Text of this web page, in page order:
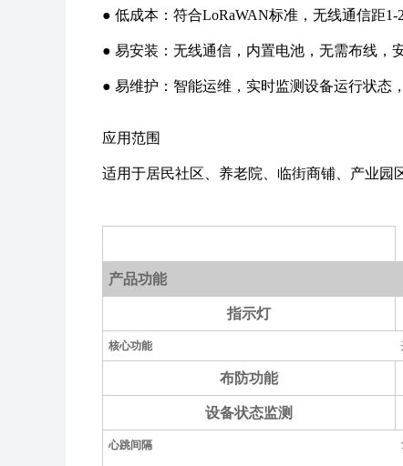
●‍ 低成本：符合LoRaWAN标准，无线通信距
●‍ 易安装：无线通信，内置电池，无需布线，
●‍ 易维护：智能运维，实时监测设备运行状态
应用范围
适用于居民社区、养老院、临街商铺、产业园
产品功能
指示灯
核心功能
布防功能
设备状态监测
心跳间隔